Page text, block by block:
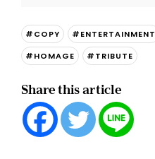
#COPY #ENTERTAINMENT
#HOMAGE
#TRIBUTE
Share this article